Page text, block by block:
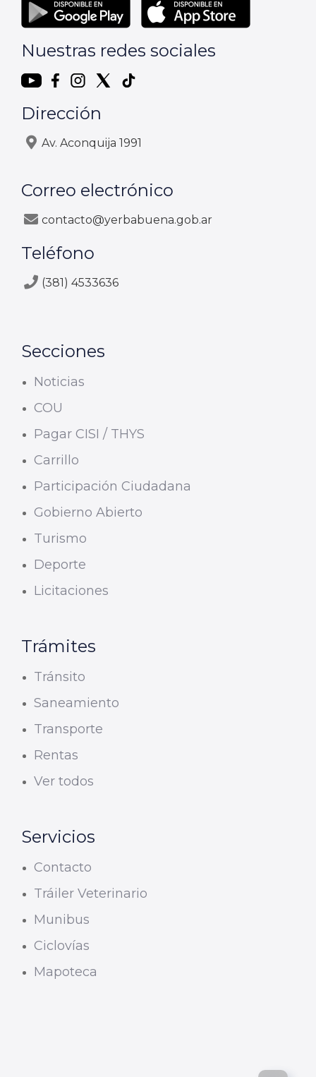
Nuestras redes sociales
Dirección
Av. Aconquija 1991
Correo electrónico
contacto@yerbabuena.gob.ar
Teléfono
(381) 4533636
Secciones
Noticias
COU
Pagar CISI / THYS
Carrillo
Participación Ciudadana
Gobierno Abierto
Turismo
Deporte
Licitaciones
Trámites
Tránsito
Saneamiento
Transporte
Rentas
Ver todos
Servicios
Contacto
Tráiler Veterinario
Munibus
Ciclovías
Mapoteca